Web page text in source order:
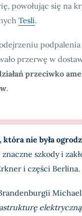
powołując się na
Tesli.
podpalenia
przerwę w
przeciwko
.
nie była
szkody i
i części Berlina.